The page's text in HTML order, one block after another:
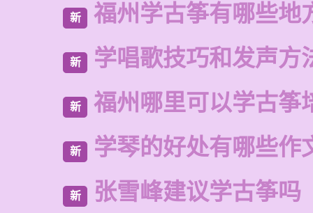
新 福州学古筝有哪些地
新 学唱歌技巧和发声方
新 福州哪里可以学古筝
新 学琴的好处有哪些作
新 张雪峰建议学古筝吗